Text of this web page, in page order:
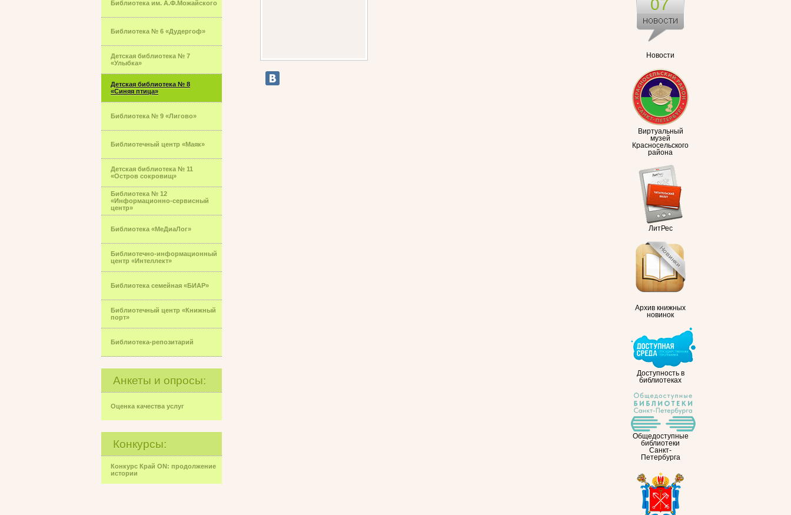
Библиотека им. А.Ф.Можайского
Библиотека № 6 «Дудергоф»
Детская библиотека № 7
«Улыбка»
Детская библиотека № 8
«Синяя птица»
Библиотека № 9 «Лигово»
Библиотечный центр «Маяк»
Детская библиотека № 11
«Остров сокровищ»
Библиотека № 12
«Информационно-сервисный
центр»
Библиотека «МеДиаЛог»
Библиотечно-информационный
центр «Интеллект»
Библиотека семейная «БИАР»
Библиотечный центр «Книжный
порт»
Библиотека-репозитарий
Анкеты и опросы:
Оценка качества услуг
Конкурсы:
Конкурс Край ON: продолжение
истории
Новости
07
Виртуальный
музей
Красносельского
района
ЛитРес
Архив книжных
новинок
Доступность в
библиотеках
Общедоступные
библиотеки
Санкт-
Петербурга